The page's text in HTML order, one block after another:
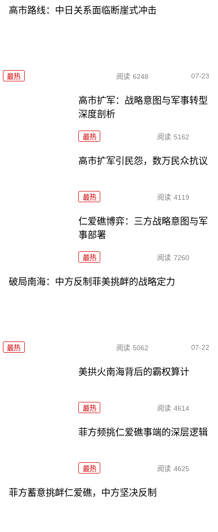
高市路线：中日关系面临断崖式冲击
最热 阅读 6248 07-23
高市扩军：战略意图与军事转型
深度剖析
最热 阅读 5162
高市扩军引民怨，数万民众抗议
最热 阅读 4119
仁爱礁博弈：三方战略意图与军
事部署
最热 阅读 7260
破局南海：中方反制菲美挑衅的战略定力
最热 阅读 5062 07-22
美拱火南海背后的霸权算计
最热 阅读 4614
菲方频挑仁爱礁事端的深层逻辑
最热 阅读 4625
菲方蓄意挑衅仁爱礁，中方坚决反制